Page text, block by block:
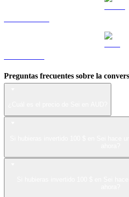
Preguntas frecuentes sobre la